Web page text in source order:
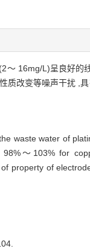
～ 16mg/L)呈良好的
质改变等噪声干扰 ,
waste water of
98%～103% for
property of